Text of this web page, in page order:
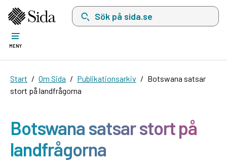
Sök på sida.se, sökförslag kommer att visas
MENY
Start Om Sida Publikationsarkiv
Botswana satsar
stort på landfrågorna
Botswana satsar stort på
landfrågorna